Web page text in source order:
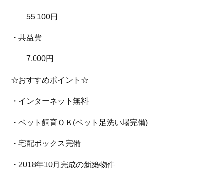
55,100円
・共益費
7,000円
☆おすすめポイント☆
・インターネット無料
・ペット飼育ＯＫ(ペット足洗い場完備)
・宅配ボックス完備
・2018年10月完成の新築物件